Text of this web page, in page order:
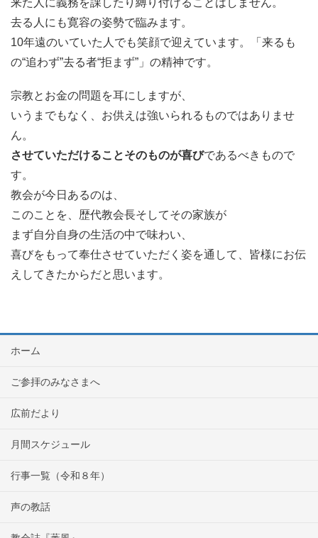
来た人に義務を課したり縛り付けることはしません。
去る人にも寛容の姿勢で臨みます。
10年遠のいていた人でも笑顔で迎えています。「来るも
の“追わず”去る者“拒まず”」の精神です。
宗教とお金の問題を耳にしますが、
いうまでもなく、お供えは強いられるものではありませ
ん。
させていただけることそのものが喜びであるべきもので
す。
教会が今日あるのは、
このことを、歴代教会長そしてその家族が
まず自分自身の生活の中で味わい、
喜びをもって奉仕させていただく姿を通して、皆様にお伝
えしてきたからだと思います。
ホーム
ご参拝のみなさまへ
広前だより
月間スケジュール
行事一覧（令和８年）
声の教話